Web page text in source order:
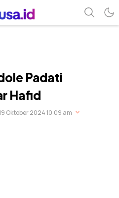
Padati
Hafid
Oktober 2024 10:09 am